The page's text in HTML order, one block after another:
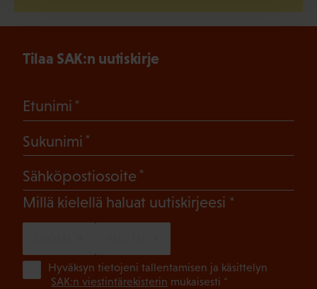
Tilaa SAK:n uutiskirje
Etunimi
Sukunimi
Sähköpostiosoite
Millä kielellä haluat uutiskirjeesi (Pakollinen)
Hyväksyn tietojeni tallentamisen ja käsittelyn
SAK:n viestintärekisterin mukaisesti *